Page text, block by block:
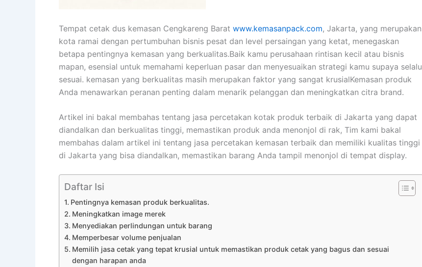
Tempat cetak dus kemasan Cengkareng Barat www.kemasanpack.com, Jakarta, yang merupakan
kota ramai dengan pertumbuhan bisnis pesat dan level persaingan yang ketat, menegaskan
betapa pentingnya kemasan yang berkualitas.Baik kamu perusahaan rintisan kecil atau bisnis
mapan, esensial untuk memahami keperluan pasar dan menyesuaikan strategi kamu supaya selalu
sesuai. kemasan yang berkualitas masih merupakan faktor yang sangat krusialKemasan produk
Anda menawarkan peranan penting dalam menarik pelanggan dan meningkatkan citra brand.
Artikel ini bakal membahas tentang jasa percetakan kotak produk terbaik di Jakarta yang dapat
diandalkan dan berkualitas tinggi, memastikan produk anda menonjol di rak, Tim kami bakal
membahas dalam artikel ini tentang jasa percetakan kemasan terbaik dan memiliki kualitas tinggi
di Jakarta yang bisa diandalkan, memastikan barang Anda tampil menonjol di tempat display.
Daftar Isi
Pentingnya kemasan produk berkualitas.
Meningkatkan image merek
Menyediakan perlindungan untuk barang
Memperbesar volume penjualan
Memilih jasa cetak yang tepat krusial untuk memastikan produk cetak yang bagus dan sesuai
dengan harapan anda